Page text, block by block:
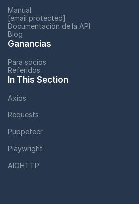
Manual
[email protected]
Documentación de la API
Blog
Ganancias
Para socios
Referidos
In This Section
Axios
Requests
Puppeteer
Playwright
AIOHTTP